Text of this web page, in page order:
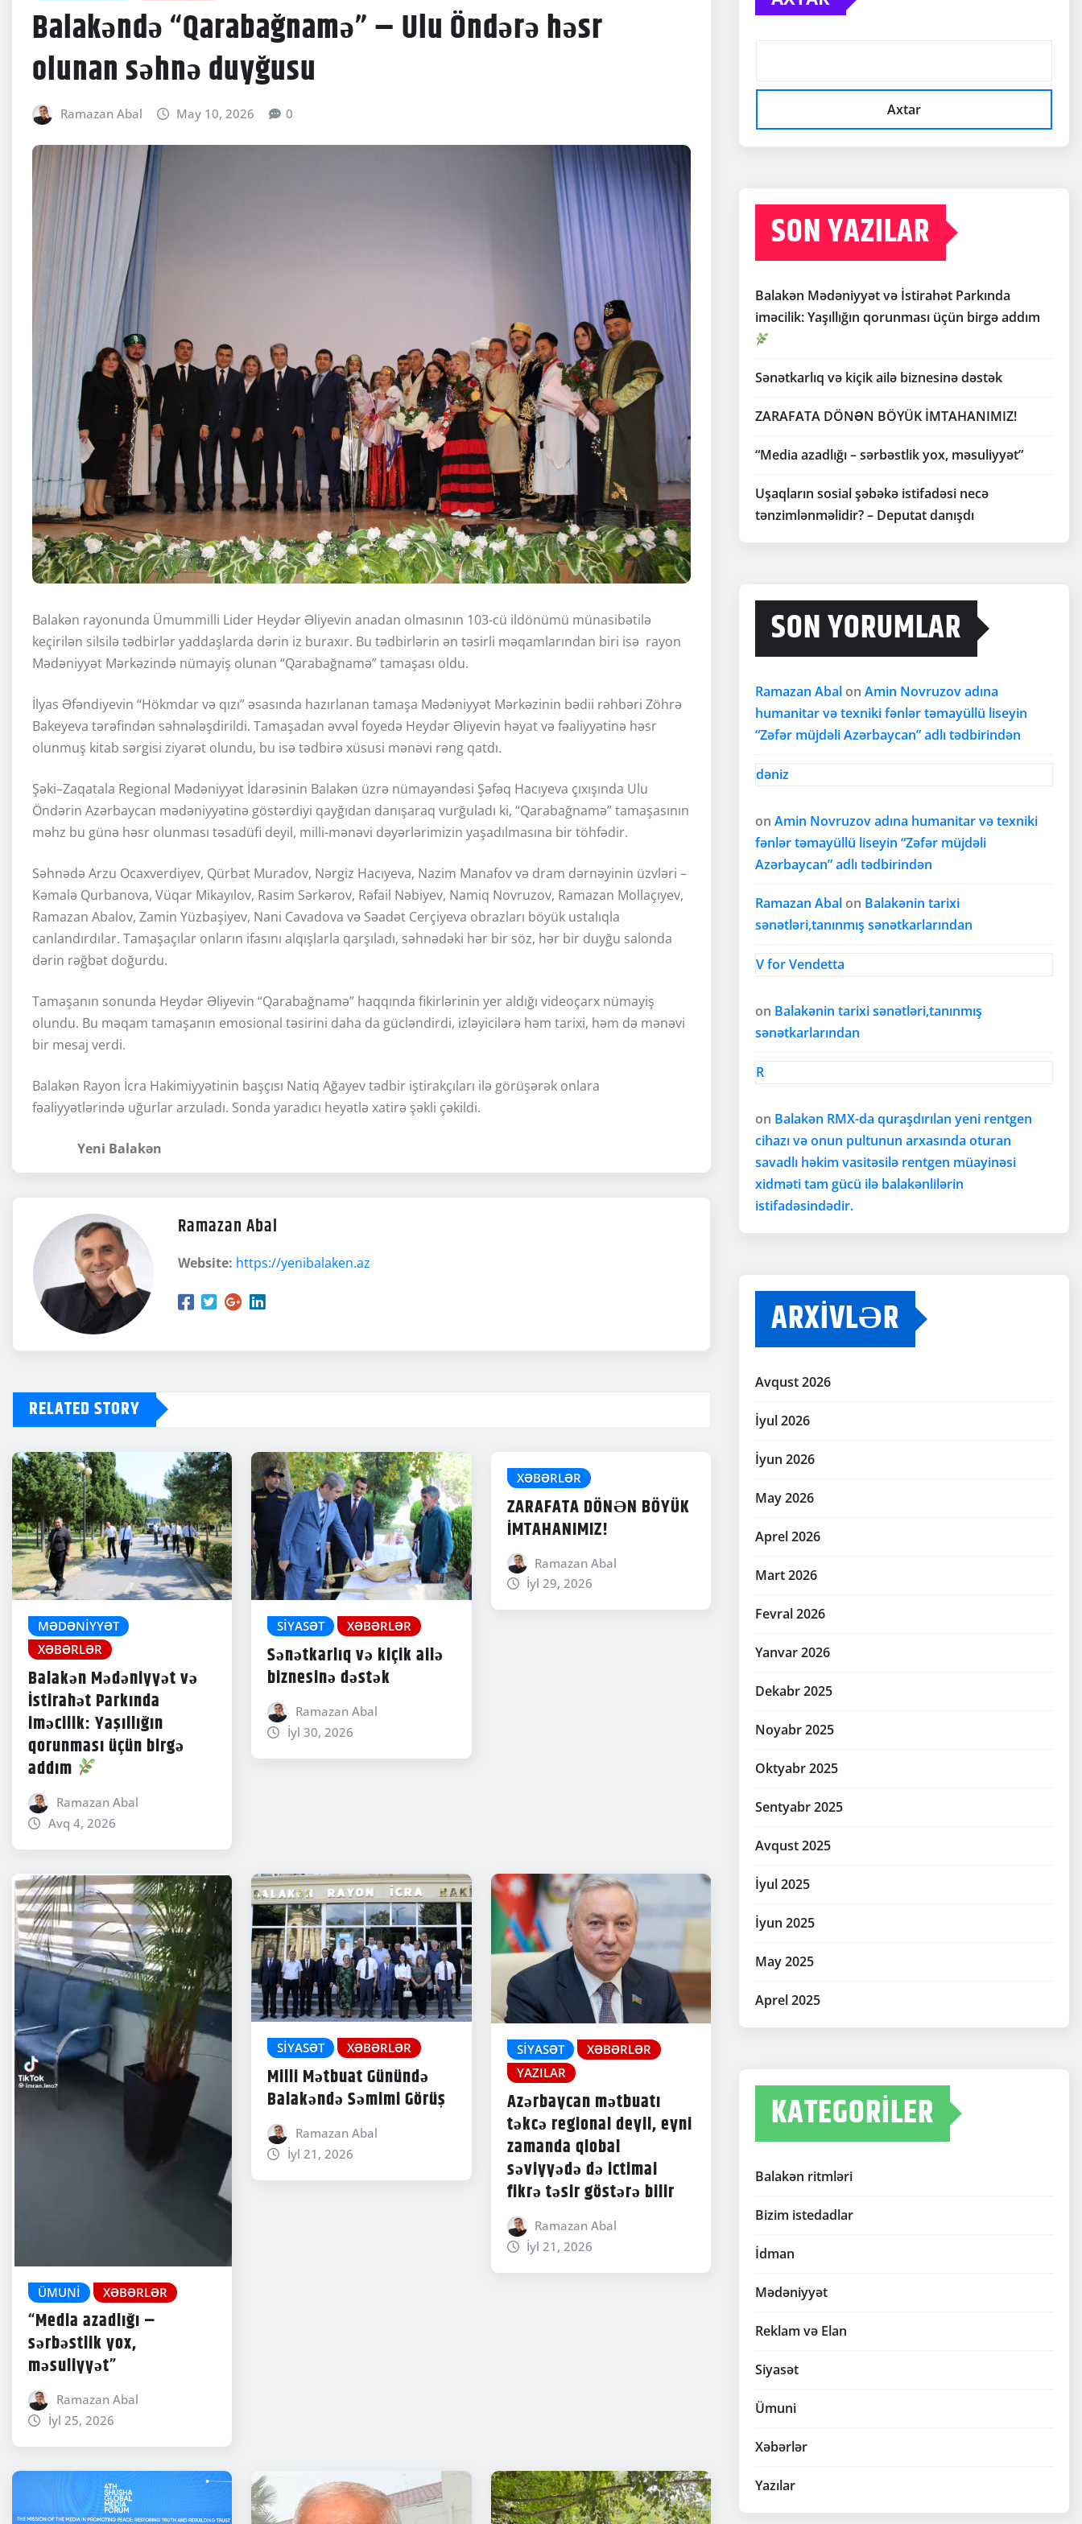
Balakəndə “Qarabağnamə” – Ulu Öndərə həsr
olunan səhnə duyğusu
Ramazan Abal May 10, 2026 0
Balakən rayonunda Ümummilli Lider Heydər Əliyevin anadan olmasının 103-cü ildönümü münasibətilə
keçirilən silsilə tədbirlər yaddaşlarda dərin iz buraxır. Bu tədbirlərin ən təsirli məqamlarından biri isə rayon
Mədəniyyət Mərkəzində nümayiş olunan “Qarabağnamə” tamaşası oldu.
İlyas Əfəndiyevin “Hökmdar və qızı” əsasında hazırlanan tamaşa Mədəniyyət Mərkəzinin bədii rəhbəri Zöhrə
Bakeyeva tərəfindən səhnələşdirildi. Tamaşadan əvvəl foyedə Heydər Əliyevin həyat və fəaliyyətinə həsr
olunmuş kitab sərgisi ziyarət olundu, bu isə tədbirə xüsusi mənəvi rəng qatdı.
Şəki–Zaqatala Regional Mədəniyyət İdarəsinin Balakən üzrə nümayəndəsi Şəfəq Hacıyeva çıxışında Ulu
Öndərin Azərbaycan mədəniyyətinə göstərdiyi qayğıdan danışaraq vurğuladı ki, “Qarabağnamə” tamaşasının
məhz bu günə həsr olunması təsadüfi deyil, milli-mənəvi dəyərlərimizin yaşadılmasına bir töhfədir.
Səhnədə Arzu Ocaxverdiyev, Qürbət Muradov, Nərgiz Hacıyeva, Nazim Manafov və dram dərnəyinin üzvləri –
Kəmalə Qurbanova, Vüqar Mikayılov, Rasim Sərkərov, Rəfail Nəbiyev, Namiq Novruzov, Ramazan Mollaçıyev,
Ramazan Abalov, Zamin Yüzbaşiyev, Nani Cavadova və Səadət Cerçiyeva obrazları böyük ustalıqla
canlandırdılar. Tamaşaçılar onların ifasını alqışlarla qarşıladı, səhnədəki hər bir söz, hər bir duyğu salonda
dərin rəğbət doğurdu.
Tamaşanın sonunda Heydər Əliyevin “Qarabağnamə” haqqında fikirlərinin yer aldığı videoçarx nümayiş
olundu. Bu məqam tamaşanın emosional təsirini daha da gücləndirdi, izləyicilərə həm tarixi, həm də mənəvi
bir mesaj verdi.
Balakən Rayon İcra Hakimiyyətinin başçısı Natiq Ağayev tədbir iştirakçıları ilə görüşərək onlara
fəaliyyətlərində uğurlar arzuladı. Sonda yaradıcı heyətlə xatirə şəkli çəkildi.
Yeni Balakən
Ramazan Abal
Website: https://yenibalaken.az
RELATED STORY
MƏDƏNIYYƏT
XƏBƏRLƏR
Balakən Mədəniyyət və
İstirahət Parkında
iməcilik: Yaşıllığın
qorunması üçün birgə
addım
Ramazan Abal
Avq 4, 2026
SIYASƏT XƏBƏRLƏR
Sənətkarlıq və kiçik ailə
biznesinə dəstək
Ramazan Abal
İyl 30, 2026
XƏBƏRLƏR
ZARAFATA DÖNƏN BÖYÜK
İMTAHANIMIZ!
Ramazan Abal
İyl 29, 2026
ÜMUNI XƏBƏRLƏR
“Media azadlığı –
sərbəstlik yox,
məsuliyyət”
Ramazan Abal
İyl 25, 2026
SIYASƏT XƏBƏRLƏR
Milli Mətbuat Günündə
Balakəndə Səmimi Görüş
Ramazan Abal
İyl 21, 2026
SIYASƏT
XƏBƏRLƏR
YAZILAR
Azərbaycan mətbuatı
təkcə regional deyil, eyni
zamanda qlobal
səviyyədə də ictimai
fikrə təsir göstərə bilir
Ramazan Abal
İyl 21, 2026
Axtar
SON YAZILAR
Balakən Mədəniyyət və İstirahət Parkında
iməcilik: Yaşıllığın qorunması üçün birgə addım
Sənətkarlıq və kiçik ailə biznesinə dəstək
ZARAFATA DÖNƏN BÖYÜK İMTAHANIMIZ!
“Media azadlığı – sərbəstlik yox, məsuliyyət”
Uşaqların sosial şəbəkə istifadəsi necə
tənzimlənməlidir? – Deputat danışdı
SON YORUMLAR
Ramazan Abal on Amin Novruzov adına
humanitar və texniki fənlər təmayüllü liseyin
“Zəfər müjdəli Azərbaycan” adlı tədbirindən
dəniz
on Amin Novruzov adına humanitar və texniki
fənlər təmayüllü liseyin “Zəfər müjdəli
Azərbaycan” adlı tədbirindən
Ramazan Abal on Balakənin tarixi
sənətləri,tanınmış sənətkarlarından
V for Vendetta
on Balakənin tarixi sənətləri,tanınmış
sənətkarlarından
R
on Balakən RMX-da quraşdırılan yeni rentgen
cihazı və onun pultunun arxasında oturan
savadlı həkim vasitəsilə rentgen müayinəsi
xidməti tam gücü ilə balakənlilərin
istifadəsindədir.
ARXIVLƏR
Avqust 2026
İyul 2026
İyun 2026
May 2026
Aprel 2026
Mart 2026
Fevral 2026
Yanvar 2026
Dekabr 2025
Noyabr 2025
Oktyabr 2025
Sentyabr 2025
Avqust 2025
İyul 2025
İyun 2025
May 2025
Aprel 2025
KATEGORILER
Balakən ritmləri
Bizim istedadlar
İdman
Mədəniyyət
Reklam və Elan
Siyasət
Ümuni
Xəbərlər
Yazılar